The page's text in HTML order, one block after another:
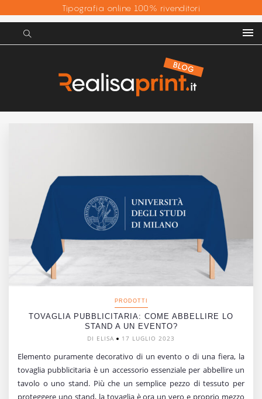
Tipografia online 100% rivenditori
PRODOTTI
TOVAGLIA PUBBLICITARIA: COME ABBELLIRE LO
STAND A UN EVENTO?
DI ELISA 17 LUGLIO 2023
Elemento puramente decorativo di un evento o di una fiera, la
tovaglia pubblicitaria è un accessorio essenziale per abbellire un
tavolo o uno stand. Più che un semplice pezzo di tessuto per
proteggere uno stand, la tovaglia è ora un vero e proprio mezzo